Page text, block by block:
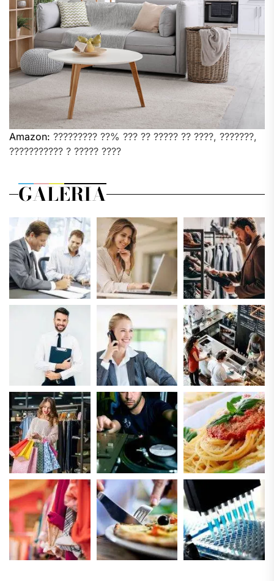
Amazon: ????????? ??% ??? ?? ????? ?? ????, ???????,
??????????? ? ????? ????
GALERIA